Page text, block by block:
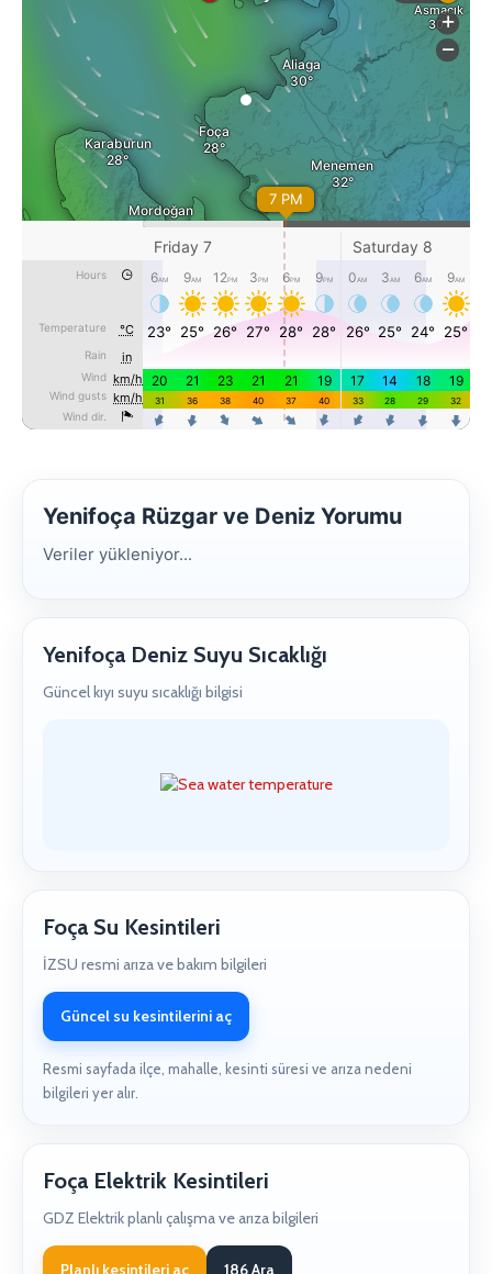
Yenifoça Rüzgar ve Deniz Yorumu
Veriler yükleniyor...
Yenifoça Deniz Suyu Sıcaklığı
Güncel kıyı suyu sıcaklığı bilgisi
Foça Su Kesintileri
İZSU resmi arıza ve bakım bilgileri
Güncel su kesintilerini aç
Resmi sayfada ilçe, mahalle, kesinti süresi ve arıza nedeni
bilgileri yer alır.
Foça Elektrik Kesintileri
GDZ Elektrik planlı çalışma ve arıza bilgileri
Planlı kesintileri aç 186 Ara